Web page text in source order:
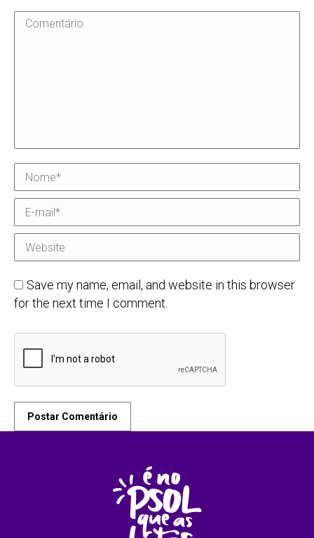
Comentário
Nome *
E-mail *
Website
Save my name, email, and website in this browser
for the next time I comment.
Postar Comentário